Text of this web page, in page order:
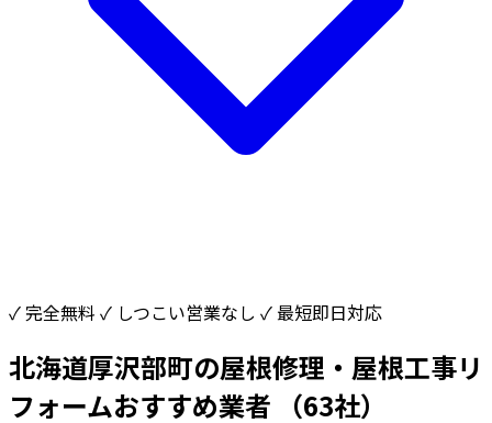
✓ 完全無料 ✓ しつこい営業なし ✓ 最短即日対応
北海道厚沢部町の屋根修理・屋根工事リ
フォームおすすめ業者
（63社）